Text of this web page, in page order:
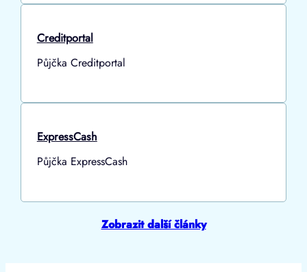
Creditportal
Půjčka Creditportal
ExpressCash
Půjčka ExpressCash
Zobrazit další články